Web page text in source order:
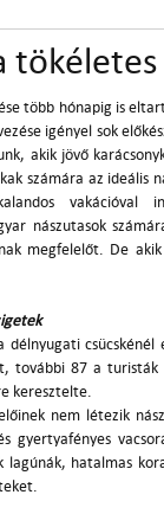
több hónapig is
igényel sok
akik jövő
számára az ideális
vakációval
nászutasok
megfelelőt. De
délnyugati
további 87 a
keresztelte.
nem létezik
gyertyafényes
lagúnák, hatalmas